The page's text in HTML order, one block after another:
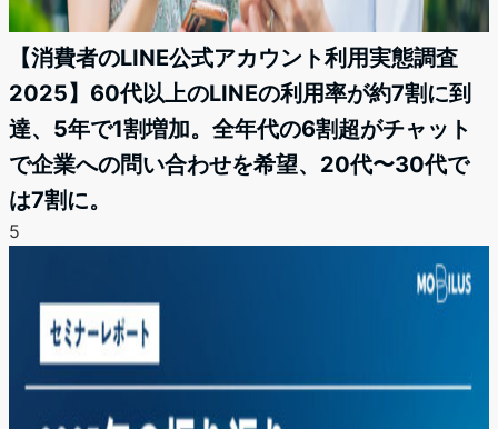
【消費者のLINE公式アカウント利用実態調査
2025】60代以上のLINEの利用率が約7割に到
達、5年で1割増加。全年代の6割超がチャット
で企業への問い合わせを希望、20代〜30代で
は7割に。
5